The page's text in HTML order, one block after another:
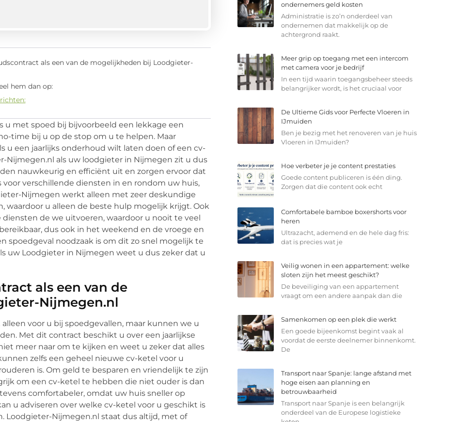
als een van de mogelijkheden bij Loodgieter-
hem dan op:
u met spoed bij bijvoorbeeld een lekkage een
time bij u op de stop om u te helpen. Maar
u een jaarlijks onderhoud wilt laten doen of een cv-
Nijmegen.nl als uw loodgieter in Nijmegen zit u dus
nauwkeurig en efficiënt uit en zorgen ervoor dat
voor verschillende diensten in en rondom uw huis,
Nijmegen werkt alleen met zeer deskundige
waardoor u alleen de beste hulp mogelijk krijgt. Ook
de we uitvoeren, waardoor u nooit te veel
dus ook in het weekend en de vroege en
spoedgeval noodzaak is om dit zo snel mogelijk te
uw Loodgieter in Nijmegen weet u dus zeker dat u
als een van de
Nijmegen.nl
voor u bij spoedgevallen, maar kunnen we u
Met dit contract beschikt u over een jaarlijkse
meer naar om te kijken en weet u zeker dat alles
zelfs een geheel nieuwe cv-ketel voor u
is. Om geld te besparen en vriendelijk te zijn
om een cv-ketel te hebben die niet ouder is dan
comfortabeler, omdat uw huis sneller op
u adviseren over welke cv-ketel voor u geschikt is
Loodgieter-Nijmegen.nl staat dus altijd, met of
ondernemers geld kosten
Administratie is zo’n onderdeel van
ondernemen dat makkelijk op de
achtergrond raakt.
Meer grip op toegang met een intercom
met camera voor je bedrijf
In een tijd waarin toegangsbeheer steeds
belangrijker wordt, is het cruciaal voor
De Ultieme Gids voor Perfecte Vloeren in
IJmuiden
Ben je bezig met het renoveren van je huis
Vloeren in IJmuiden?
Hoe verbeter je je content prestaties
Goede content publiceren is één ding.
Zorgen dat die content ook echt
Comfortabele bamboe boxershorts voor
heren
Ultrazacht, ademend en de hele dag fris:
dat is precies wat je
Veilig wonen in een appartement: welke
sloten zijn het meest geschikt?
De beveiliging van een appartement
vraagt om een andere aanpak dan die
Samenkomen op een plek die werkt
Een goede bijeenkomst begint vaak al
voordat de eerste deelnemer binnenkomt.
De
Transport naar Spanje: lange afstand met
hoge eisen aan planning en
betrouwbaarheid
Transport naar Spanje is een belangrijk
onderdeel van de Europese logistieke